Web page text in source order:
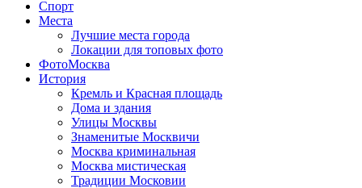
Спорт
Места
Лучшие места города
Локации для топовых фото
ФотоМосква
История
Кремль и Красная площадь
Дома и здания
Улицы Москвы
Знаменитые Москвичи
Москва криминальная
Москва мистическая
Традиции Московии